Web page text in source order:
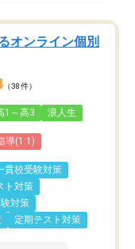
オンライン個別
（38件）
1～高3 浪人生
導(1:1)
貫校受験対策
ト対策
対策
定期テスト対策